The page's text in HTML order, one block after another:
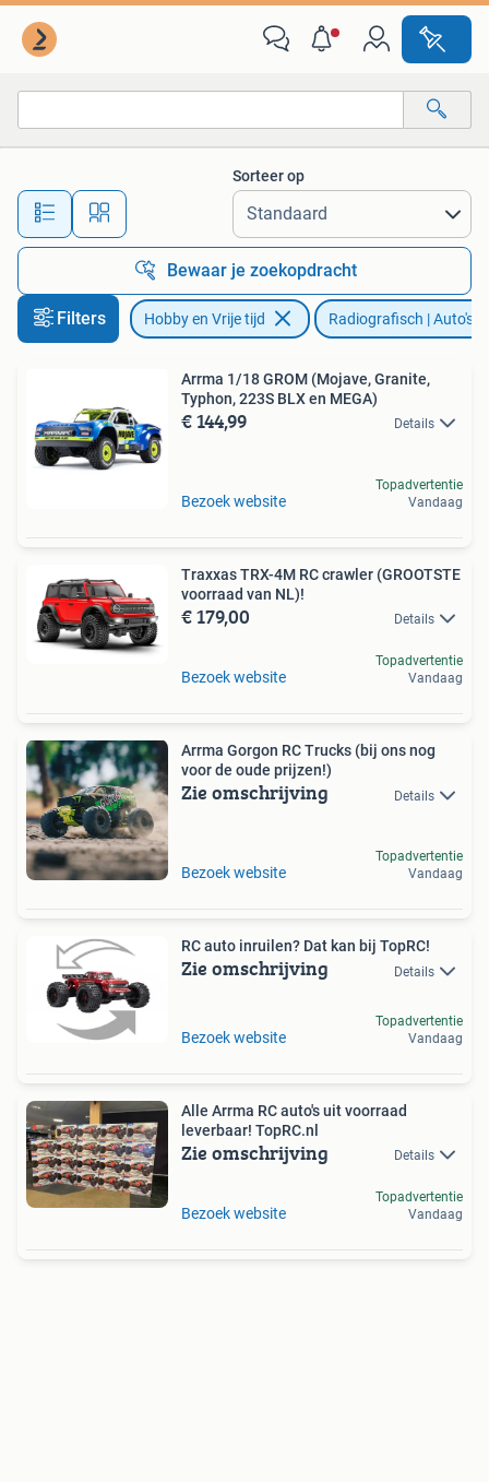
Alle afstanden…
Sorteer op
Bewaar je zoekopdracht
Filters Hobby en Vrije tijd Radiografisch | Auto's
Arrma 1/18 GROM (Mojave, Granite,
Typhon, 223S BLX en MEGA)
€ 144,99 Details
Bezoek website
Topadvertentie
Vandaag
Traxxas TRX-4M RC crawler (GROOTSTE
voorraad van NL)!
€ 179,00 Details
Bezoek website
Topadvertentie
Vandaag
Arrma Gorgon RC Trucks (bij ons nog
voor de oude prijzen!)
Zie omschrijving Details
Bezoek website
Topadvertentie
Vandaag
RC auto inruilen? Dat kan bij TopRC!
Zie omschrijving Details
Bezoek website
Topadvertentie
Vandaag
Alle Arrma RC auto's uit voorraad
leverbaar! TopRC.nl
Zie omschrijving Details
Bezoek website
Topadvertentie
Vandaag